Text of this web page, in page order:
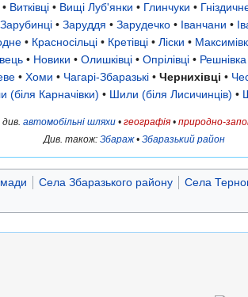
• Витківці • Вищі Луб'янки • Глинчуки •
Зарубинці• Заруддя • Зарудечко• Іванчани •
• Красносільці • Кретівці • Ліски •
• Новики • Олишківці• Опрілівці• Решнівка
• Хоми • Чагарі-Збаразькі • Чернихівці •
(біля Карначівки) • Шили (біля Лисичинців) •
автомобільні шляхи• географія• природно-
Див. також: Збараж• Збаразький район
Села Збаразького району
Села